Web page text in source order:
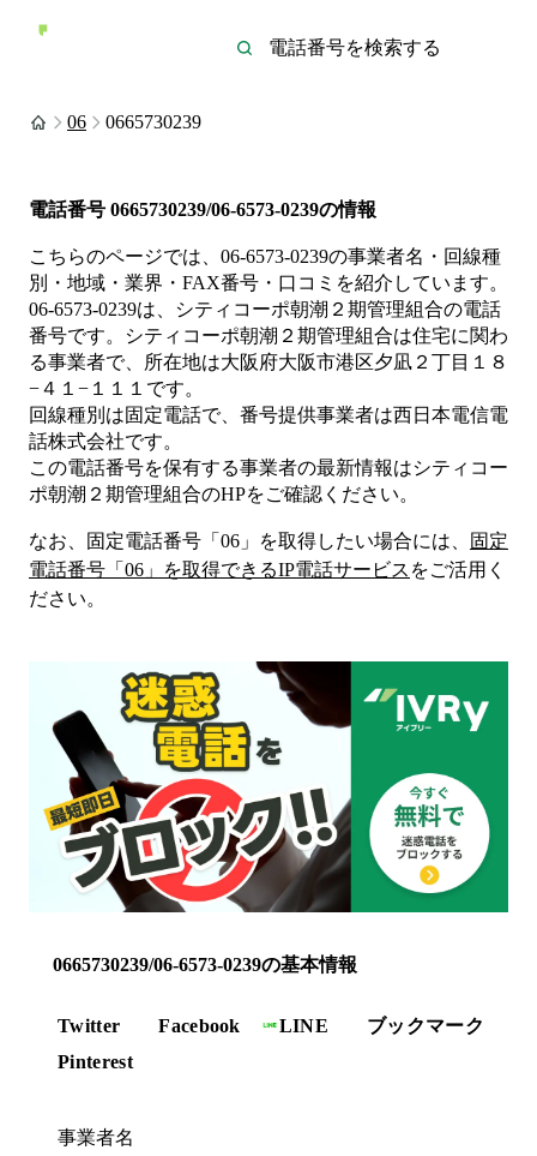
06 0665730239
電話番号 0665730239/06-6573-0239の情報
こちらのページでは、 06-6573-0239の事業者名・回線種
別・地域・業界・FAX番号・口コミを紹介しています。
06-6573-0239は、 シティコーポ朝潮２期管理組合の電話
番号です。
シティコーポ朝潮２期管理組合は住宅に関わ
る事業者で、所在地は大阪府大阪市港区夕凪２丁目１８
−４１−１１１ です。
回線種別は固定電話で、番号提供事業者は西日本電信電
話株式会社です。
この電話番号を保有する事業者の最新情報はシティコー
ポ朝潮２期管理組合のHPをご確認ください。
なお、固定電話番号「 06 」を取得したい場合には、
固定
電話番号「 06 」を取得できるIP電話サービス をご活用く
ださい。
0665730239/06-6573-0239の基本情報
Twitter Facebook LINE
ブックマーク
Pinterest
事業者名